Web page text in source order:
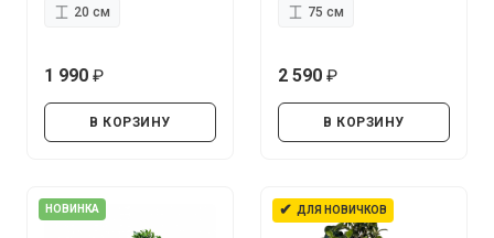
20 см
1 990
В КОРЗИНУ
75 см
2 590
В КОРЗИНУ
НОВИНКА ✔ ДЛЯ НОВИЧКОВ